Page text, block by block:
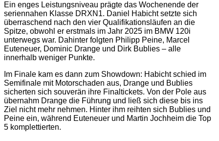
Ein enges Leistungsniveau prägte das Wochenende der
seriennahen Klasse DRXN1. Daniel Habicht setzte sich
überraschend nach den vier Qualifikationsläufen an die
Spitze, obwohl er erstmals im Jahr 2025 im BMW 120i
unterwegs war. Dahinter folgten Philipp Peine, Marcel
Euteneuer, Dominic Drange und Dirk Bublies – alle
innerhalb weniger Punkte.
Im Finale kam es dann zum Showdown: Habicht schied im
Semifinale mit Motorschaden aus, Drange und Bublies
sicherten sich souverän ihre Finaltickets. Von der Pole aus
übernahm Drange die Führung und ließ sich diese bis ins
Ziel nicht mehr nehmen. Hinter ihm reihten sich Bublies und
Peine ein, während Euteneuer und Martin Jochheim die Top
5 komplettierten.